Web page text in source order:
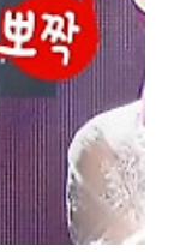
못하고 한없이
어 우리 사랑 연
도 몰라 꿈일